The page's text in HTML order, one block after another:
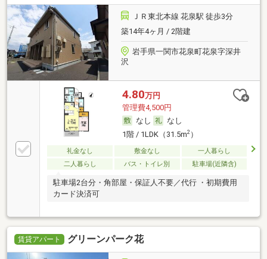
ＪＲ東北本線 花泉駅 徒歩3分
築14年4ヶ月 / 2階建
岩手県一関市花泉町花泉字深井
沢
4.80万円
管理費4,500円
なし
なし
1階 / 1LDK（31.5m2）
礼金なし 敷金なし
一人暮らし
二人暮らし
バス・トイレ別 駐車場(近隣含)
駐車場2台分・角部屋・保証人不要／代行 ・初期費用
カード決済可
賃貸アパート グリーンパーク花